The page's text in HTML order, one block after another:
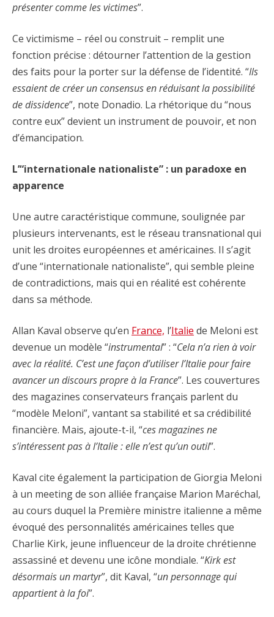
présenter comme les victimes”.
Ce victimisme – réel ou construit – remplit une
fonction précise : détourner l’attention de la gestion
des faits pour la porter sur la défense de l’identité. “Ils
essaient de créer un consensus en réduisant la possibilité
de dissidence”, note Donadio. La rhétorique du “nous
contre eux” devient un instrument de pouvoir, et non
d’émancipation.
L’“internationale nationaliste” : un paradoxe en
apparence
Une autre caractéristique commune, soulignée par
plusieurs intervenants, est le réseau transnational qui
unit les droites européennes et américaines. Il s’agit
d’une “internationale nationaliste”, qui semble pleine
de contradictions, mais qui en réalité est cohérente
dans sa méthode.
Allan Kaval observe qu’en France, l’Italie de Meloni est
devenue un modèle “instrumental” : “Cela n’a rien à voir
avec la réalité. C’est une façon d’utiliser l’Italie pour faire
avancer un discours propre à la France”. Les couvertures
des magazines conservateurs français parlent du
“modèle Meloni”, vantant sa stabilité et sa crédibilité
financière. Mais, ajoute-t-il, “ces magazines ne
s’intéressent pas à l’Italie : elle n’est qu’un outil”.
Kaval cite également la participation de Giorgia Meloni
à un meeting de son alliée française Marion Maréchal,
au cours duquel la Première ministre italienne a même
évoqué des personnalités américaines telles que
Charlie Kirk, jeune influenceur de la droite chrétienne
assassiné et devenu une icône mondiale. “Kirk est
désormais un martyr”, dit Kaval, “un personnage qui
appartient à la foi”.